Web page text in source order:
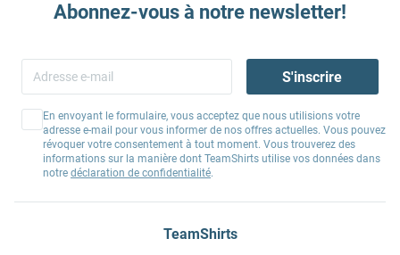
Abonnez-vous à notre newsletter!
S'inscrire
En envoyant le formulaire, vous acceptez que nous utilisions votre
adresse e-mail pour vous informer de nos offres actuelles. Vous pouvez
révoquer votre consentement à tout moment. Vous trouverez des
informations sur la manière dont TeamShirts utilise vos données dans
notre déclaration de confidentialité.
TeamShirts